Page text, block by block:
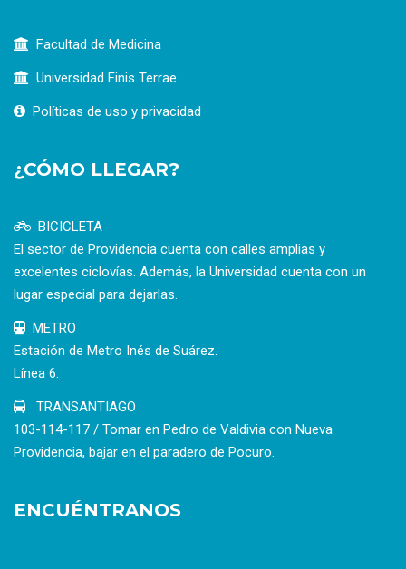
Facultad de Medicina
Universidad Finis Terrae
Políticas de uso y privacidad
¿CÓMO LLEGAR?
BICICLETA
El sector de Providencia cuenta con calles amplias y
excelentes ciclovías. Además, la Universidad cuenta con un
lugar especial para dejarlas.
METRO
Estación de Metro Inés de Suárez.
Línea 6.
TRANSANTIAGO
103-114-117 / Tomar en Pedro de Valdivia con Nueva
Providencia, bajar en el paradero de Pocuro.
ENCUÉNTRANOS